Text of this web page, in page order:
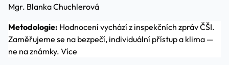
Mgr. Blanka Chuchlerová
Metodologie: Hodnocení vychází z inspekčních zpráv ČŠI.
Zaměřujeme se na bezpečí, individuální přístup a klima —
ne na známky. Více